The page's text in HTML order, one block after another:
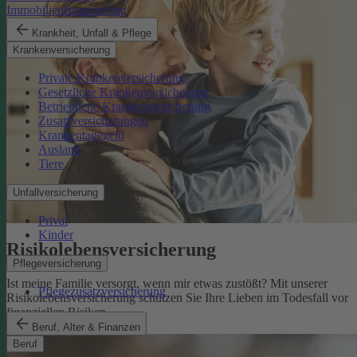
Immobilienfinanzierung
Krankheit, Unfall & Pflege
Krankenversicherung
Private Krankenversicherung
Gesetzliche Krankenversicherung
Betriebliche Krankenversicherung
Zusatzversicherungen
Krankentagegeld
Ausland
Tiere
Unfallversicherung
Privat
Kinder
Pflegeversicherung
Pflegezusatzversicherung
Beruf, Alter & Finanzen
Beruf
Risikolebens­versicherung
Ist meine Familie versorgt, wenn mir etwas zustößt? Mit unserer
Risikolebensversicherung schützen Sie Ihre Lieben im Todesfall vor
finanziellen Risiken.
Risikolebensversicherung